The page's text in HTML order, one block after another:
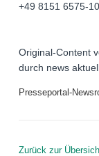
+49 8151 6575-
Original-Content
durch news
Presseportal-
Zurück zur